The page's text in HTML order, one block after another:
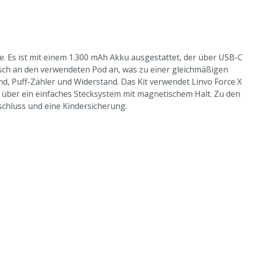
ist mit einem 1.300 mAh Akku ausgestattet, der über USB-C
an den verwendeten Pod an, was zu einer gleichmäßigen
Puff-Zähler und Widerstand. Das Kit verwendet Linvo Force X
ein einfaches Stecksystem mit magnetischem Halt. Zu den
und eine Kindersicherung.